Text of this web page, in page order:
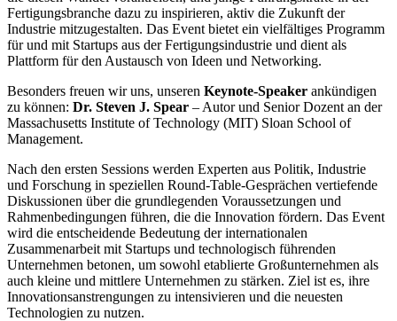
Fertigungsbranche dazu zu inspirieren, aktiv die Zukunft der
Industrie mitzugestalten. Das Event bietet ein vielfältiges Programm
für und mit Startups aus der Fertigungsindustrie und dient als
Plattform für den Austausch von Ideen und Networking.
Besonders freuen wir uns, unseren Keynote-Speaker ankündigen
zu können: Dr. Steven J. Spear – Autor und Senior Dozent an der
Massachusetts Institute of Technology (MIT) Sloan School of
Management.
Nach den ersten Sessions werden Experten aus Politik, Industrie
und Forschung in speziellen Round-Table-Gesprächen vertiefende
Diskussionen über die grundlegenden Voraussetzungen und
Rahmenbedingungen führen, die die Innovation fördern. Das Event
wird die entscheidende Bedeutung der internationalen
Zusammenarbeit mit Startups und technologisch führenden
Unternehmen betonen, um sowohl etablierte Großunternehmen als
auch kleine und mittlere Unternehmen zu stärken. Ziel ist es, ihre
Innovationsanstrengungen zu intensivieren und die neuesten
Technologien zu nutzen.